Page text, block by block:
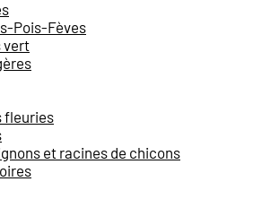
Pois-Fèves
vert
fleuries
et racines de chicons